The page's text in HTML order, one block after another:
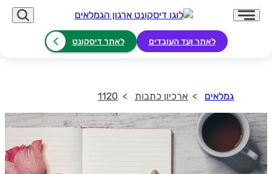
לאתר ועד העובדים לאתר דיסקונט
גמלאים ארכיון כתבות 1120